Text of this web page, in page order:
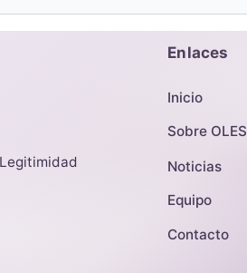
Enlaces
Inicio
Sobre OLES
Noticias
Equipo
Contacto